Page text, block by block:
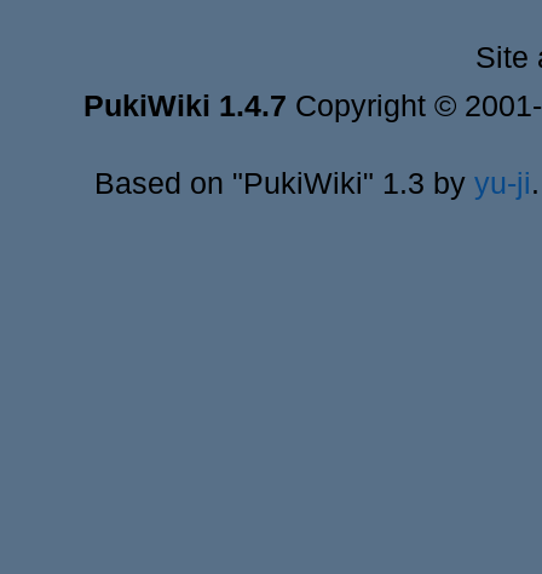
Site
PukiWiki 1.4.7 Copyright ©
Based on "PukiWiki" 1.3 by yu-ji